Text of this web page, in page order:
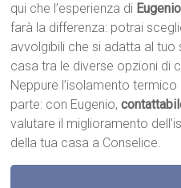
qui che l’esperienza di
farà la differenza: potrai
avvolgibili che si adatta al tuo
casa tra le diverse opzioni di
Neppure l’isolamento
parte: con Eugenio,
valutare il miglioramento
della tua casa a Conselice.